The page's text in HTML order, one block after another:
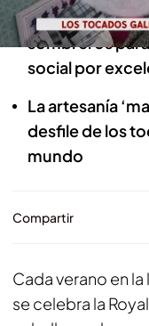
Una amiga
sombreros
social por
La artesanía
desfile de los
mundo
Compartir
Cada verano en
se celebra la